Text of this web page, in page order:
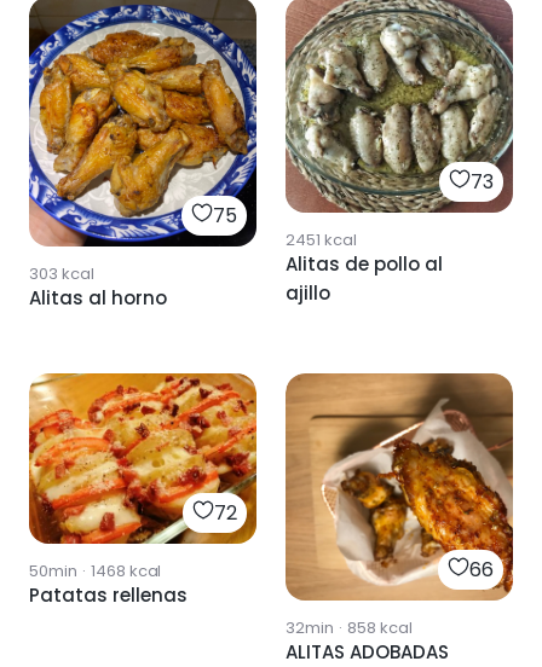
75
303 kcal
Alitas al horno
73
2451 kcal
Alitas de pollo al
ajillo
72
50min · 1468 kcal
Patatas rellenas
66
32min · 858 kcal
ALITAS ADOBADAS